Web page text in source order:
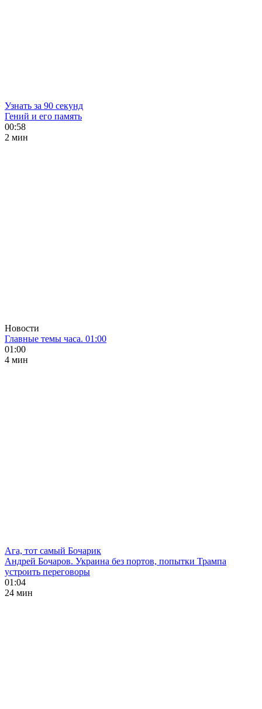
Узнать за 90 секунд
Гений и его память
00:58
2 мин
Новости
Главные темы часа. 01:00
01:00
4 мин
Ага, тот самый Бочарик
Андрей Бочаров. Украина без портов, попытки Трампа
устроить переговоры
01:04
24 мин